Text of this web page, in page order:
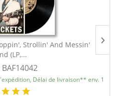
Strollin' And Messin'
(LP,...
Délai de livraison** env. 1 à